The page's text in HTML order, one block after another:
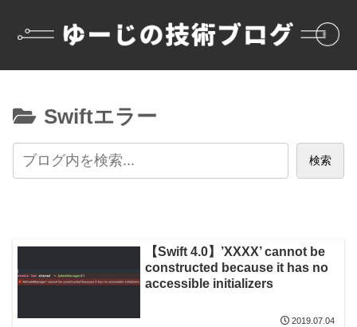
Swiftエラー
検索
【Swift 4.0】’XXXX’ cannot be
constructed because it has no
accessible initializers
2019.07.04